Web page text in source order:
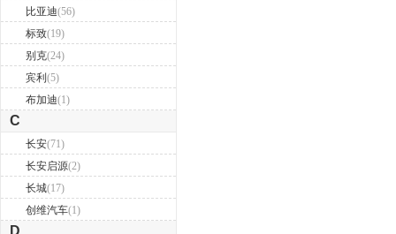
比亚迪(56)
标致(19)
别克(24)
宾利 (5)
布加迪(1)
C
长安(71)
长安启源(2)
长城(17)
创维汽车(1)
D